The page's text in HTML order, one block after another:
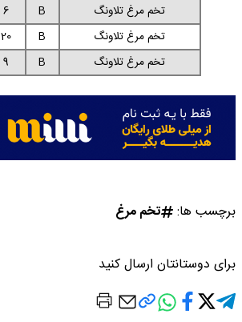
تخم مرغ تلاونگ
B
6
تخم مرغ تلاونگ
B
20
تخم مرغ تلاونگ
B
9
برچسب ها: تخم مرغ
برای دوستانتان ارسال کنید